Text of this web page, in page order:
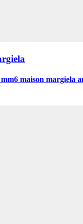
maison margiela